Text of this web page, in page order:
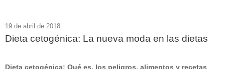
19 de abril de 2018
Dieta cetogénica: La nueva moda en las dietas
Dieta cetogénica: Qué es, los peligros, alimentos y recetas